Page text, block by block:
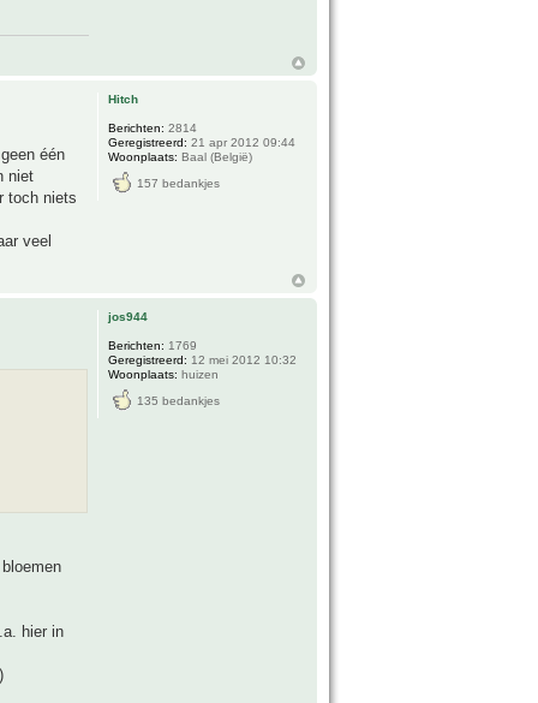
één
niet
toch niets
veel
Hitch
Berichten: 2814
Geregistreerd: 21 apr 2012 09:44
Woonplaats: Baal (België)
157 bedankjes
hier in
jos944
Berichten: 1769
Geregistreerd: 12 mei 2012 10:32
Woonplaats: huizen
135 bedankjes